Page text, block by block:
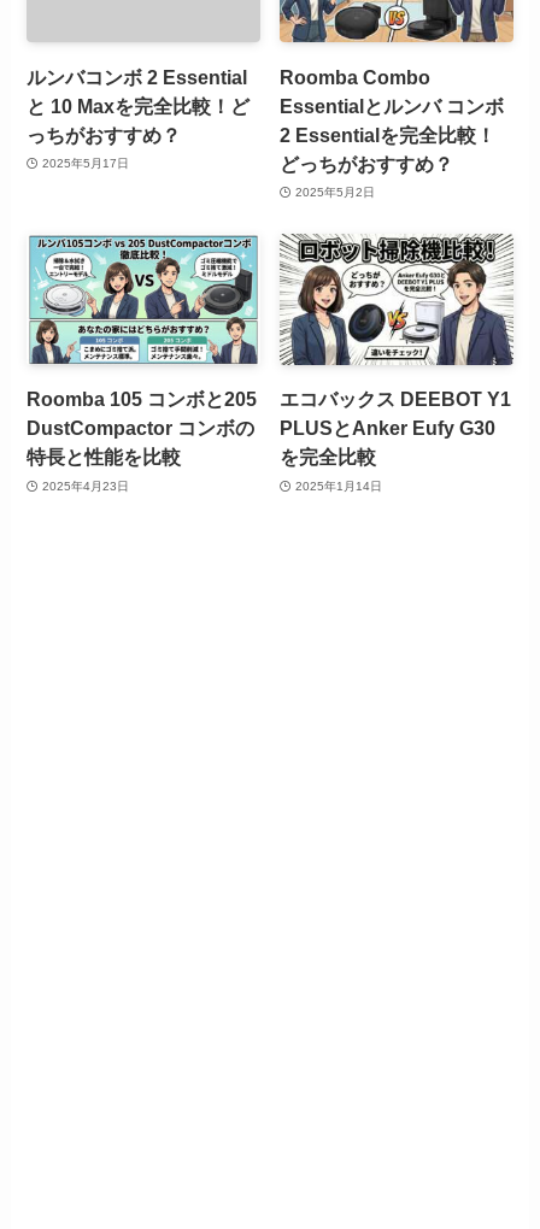
ルンバコンボ 2 Essential
と 10 Maxを完全比較！ど
っちがおすすめ？
2025年5月17日
Roomba Combo
Essentialとルンバ コンボ
2 Essentialを完全比較！
どっちがおすすめ？
2025年5月2日
Roomba 105 コンボと205
DustCompactor コンボの
特長と性能を比較
2025年4月23日
エコバックス DEEBOT Y1
PLUSとAnker Eufy G30
を完全比較
2025年1月14日